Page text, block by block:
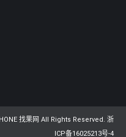
找果网 All Rights Reserved. 浙
ICP备16025213号-4